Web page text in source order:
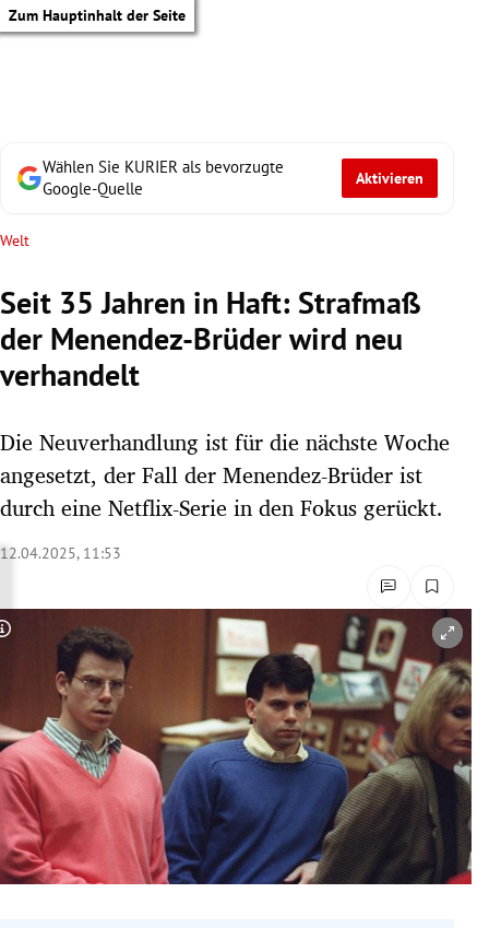
Zum Hauptinhalt der Seite
Untermenü
Untermenü
Untermenü
Untermenü
Untermenü
Untermenü
Untermenü
Untermenü
Wählen Sie KURIER als bevorzugte
Google-Quelle
Aktivieren
Welt
Seit 35 Jahren in Haft: Strafmaß
der Menendez-Brüder wird neu
verhandelt
Die Neuverhandlung ist für die nächste Woche
angesetzt, der Fall der Menendez-Brüder ist
durch eine Netflix-Serie in den Fokus gerückt.
12.04.2025, 11:53
Copyright-Hinweis öffnen/schließen